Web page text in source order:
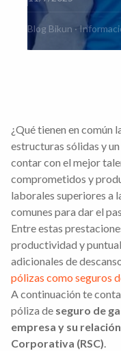
Blog Bikun ·
¿Qué tienen en común
estructuras sólidas y
contar con el mejor
comprometidos y
laborales superiores a
comunes para dar el
Entre estas
productividad y
adicionales de
pólizas como seguros
A continuación te
póliza de seguro de
empresa y su
Corporativa (RSC).